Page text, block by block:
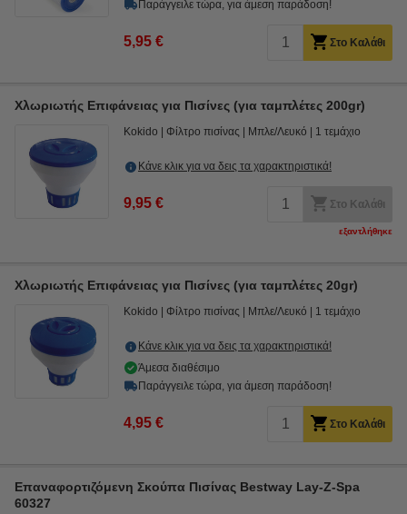
Παράγγειλε τώρα, για άμεση παράδοση!
5,95 € Στο Καλάθι
Χλωριωτής Επιφάνειας για Πισίνες (για ταμπλέτες 200gr)
Kokido Φίλτρο πισίνας Μπλε/Λευκό 1 τεμάχιο
Κάνε κλικ για να δεις τα χαρακτηριστικά!
9,95 € Στο Καλάθι
εξαντλήθηκε
Χλωριωτής Επιφάνειας για Πισίνες (για ταμπλέτες 20gr)
Kokido Φίλτρο πισίνας Μπλε/Λευκό 1 τεμάχιο
Κάνε κλικ για να δεις τα χαρακτηριστικά!
Άμεσα διαθέσιμο
Παράγγειλε τώρα, για άμεση παράδοση!
4,95 € Στο Καλάθι
Επαναφορτιζόμενη Σκούπα Πισίνας Bestway Lay-Z-Spa
60327